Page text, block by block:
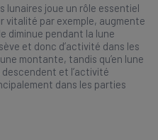
lunaires joue un rôle essentiel
vitalité par exemple, augmente
diminue pendant la lune
et donc d’activité dans les
montante, tandis qu’en lune
et l’activité
dans les parties